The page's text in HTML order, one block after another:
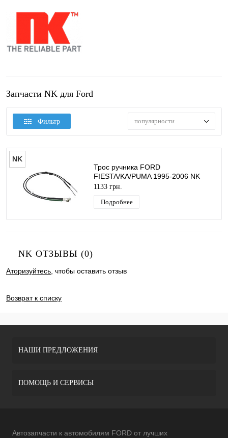
Запчасти NK для Ford
Фильтр популярности
NK
Трос ручника FORD
FIESTA/KA/PUMA 1995-2006 NK
1133 грн.
Подробнее
NK ОТЗЫВЫ (0)
Аторизуйтесь , чтобы оставить отзыв
Возврат к списку
НАШИ ПРЕДЛОЖЕНИЯ
ПОМОЩЬ И СЕРВИСЫ
Автозапчасти к автомобилям FORD от лучших